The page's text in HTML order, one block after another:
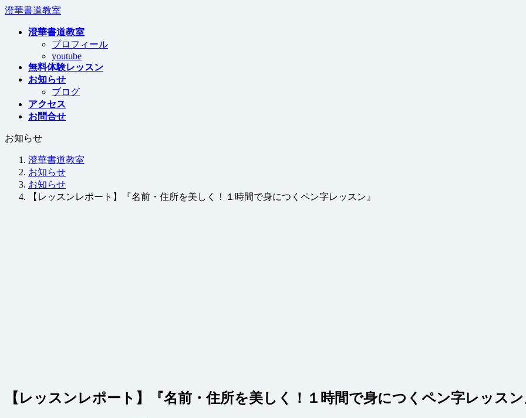
コ
ナ
澄華書道教室
澄華書道教室
プロフィール
youtube
無料体験レッスン
お知らせ
ブログ
アクセス
お問合せ
お知らせ
澄華書道教室
お知らせ
お知らせ
【レッスンレポート】『名前・住所を美しく！１時間で身につくペン字レッスン』
【レッスンレポート】『名前・住所を美しく！１時間で身につくペン字レッス